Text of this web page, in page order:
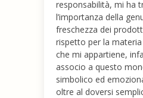
responsabilità, mi ha
l’importanza della
freschezza dei
rispetto per la
che mi appartiene,
associo a questo
simbolico ed
oltre al doversi